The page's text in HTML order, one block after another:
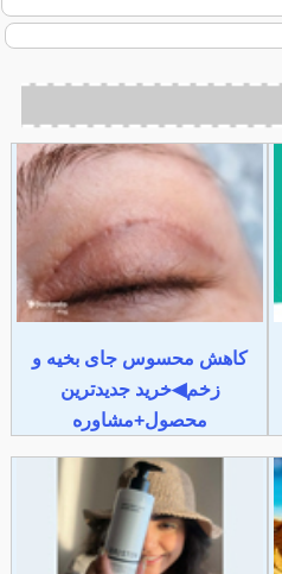
کاهش محسوس جای بخیه و
زخم◀خرید جدیدترین
محصول+مشاوره